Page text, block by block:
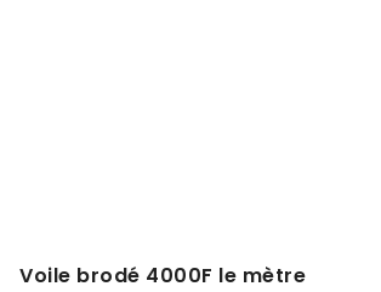
Voile brodé 4000F le mètre